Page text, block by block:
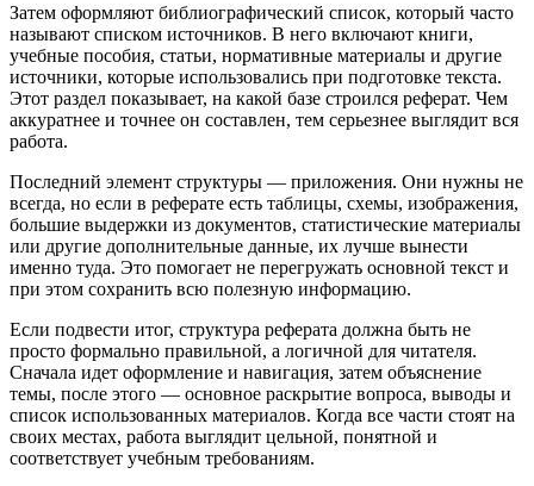
Затем оформляют библиографический список, который часто
называют списком источников. В него включают книги,
учебные пособия, статьи, нормативные материалы и другие
источники, которые использовались при подготовке текста.
Этот раздел показывает, на какой базе строился реферат. Чем
аккуратнее и точнее он составлен, тем серьезнее выглядит вся
работа.
Последний элемент структуры — приложения. Они нужны не
всегда, но если в реферате есть таблицы, схемы, изображения,
большие выдержки из документов, статистические материалы
или другие дополнительные данные, их лучше вынести
именно туда. Это помогает не перегружать основной текст и
при этом сохранить всю полезную информацию.
Если подвести итог, структура реферата должна быть не
просто формально правильной, а логичной для читателя.
Сначала идет оформление и навигация, затем объяснение
темы, после этого — основное раскрытие вопроса, выводы и
список использованных материалов. Когда все части стоят на
своих местах, работа выглядит цельной, понятной и
соответствует учебным требованиям.